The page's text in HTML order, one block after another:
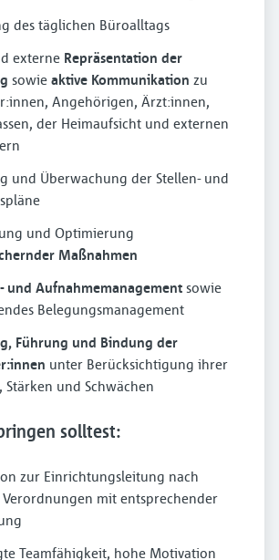
des täglichen Büroalltags
externe Repräsentation der
sowie aktive Kommunikation zu
Angehörigen, Ärzt:innen,
der Heimaufsicht und externen
und Überwachung der Stellen- und
und Optimierung
Maßnahmen
und Aufnahmemanagement sowie
Belegungsmanagement
Führung und Bindung der
unter Berücksichtigung ihrer
Stärken und Schwächen
solltest:
zur Einrichtungsleitung nach
mit entsprechender
Teamfähigkeit, hohe Motivation